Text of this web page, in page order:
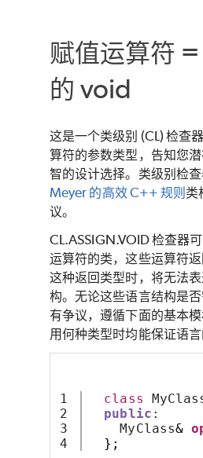
赋值运算符
的 void
这是一个类级别 (CL) 检查
算符的参数类型，告知您
智的设计选择。类级别检
Meyer 的高效 C++ 规则类
议。
CL.ASSIGN.VOID 检查器
运算符的类，这些运算符
这种返回类型时，将无法
构。无论这些语言结构是
有争议，遵循下面的基本
用何种类型时均能保证语言
1
2
3
class
public :
MyClass&
};